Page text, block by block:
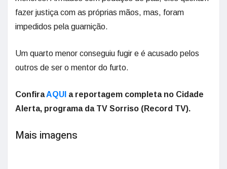
fazer justiça com as próprias mãos, mas, foram
impedidos pela guarnição.
Um quarto menor conseguiu fugir e é acusado pelos
outros de ser o mentor do furto.
ConfiraAQUI a reportagem completa no Cidade
Alerta, programa da TV Sorriso (Record TV).
Mais imagens